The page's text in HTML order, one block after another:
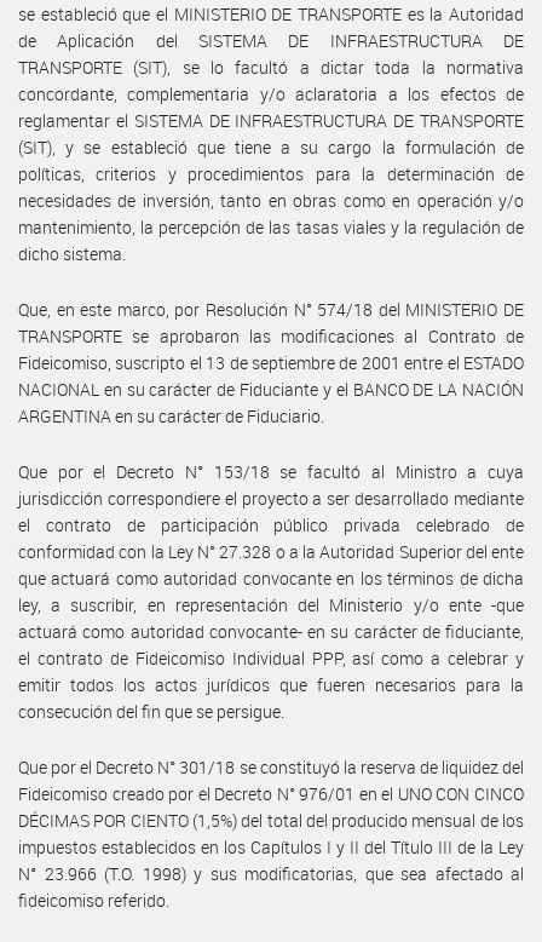
se estableció que el MINISTERIO DE TRANSPORTE es la Autoridad
de Aplicación del SISTEMA DE INFRAESTRUCTURA DE
TRANSPORTE (SIT), se lo facultó a dictar toda la normativa
concordante, complementaria y/o aclaratoria a los efectos de
reglamentar el SISTEMA DE INFRAESTRUCTURA DE TRANSPORTE
(SIT), y se estableció que tiene a su cargo la formulación de
políticas, criterios y procedimientos para la determinación de
necesidades de inversión, tanto en obras como en operación y/o
mantenimiento, la percepción de las tasas viales y la regulación de
dicho sistema.
Que, en este marco, por Resolución N° 574/18 del MINISTERIO DE
TRANSPORTE se aprobaron las modificaciones al Contrato de
Fideicomiso, suscripto el 13 de septiembre de 2001 entre el ESTADO
NACIONAL en su carácter de Fiduciante y el BANCO DE LA NACIÓN
ARGENTINA en su carácter de Fiduciario.
Que por el Decreto N° 153/18 se facultó al Ministro a cuya
jurisdicción correspondiere el proyecto a ser desarrollado mediante
el contrato de participación público privada celebrado de
conformidad con la Ley N° 27.328 o a la Autoridad Superior del ente
que actuará como autoridad convocante en los términos de dicha
ley, a suscribir, en representación del Ministerio y/o ente -que
actuará como autoridad convocante- en su carácter de fiduciante,
el contrato de Fideicomiso Individual PPP, así como a celebrar y
emitir todos los actos jurídicos que fueren necesarios para la
consecución del fin que se persigue.
Que por el Decreto N° 301/18 se constituyó la reserva de liquidez del
Fideicomiso creado por el Decreto N° 976/01 en el UNO CON CINCO
DÉCIMAS POR CIENTO (1,5%) del total del producido mensual de los
impuestos establecidos en los Capítulos I y II del Título III de la Ley
N° 23.966 (T.O. 1998) y sus modificatorias, que sea afectado al
fideicomiso referido.